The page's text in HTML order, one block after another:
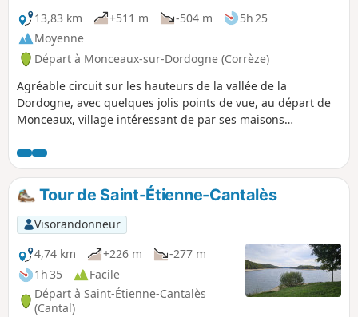
13,83 km
+511 m -504 m
5h 25
Moyenne
Départ à Monceaux-sur-Dordogne (Corrèze)
Agréable circuit sur les hauteurs de la vallée de la
Dordogne, avec quelques jolis points de vue, au départ de
Monceaux, village intéressant de par ses maisons
Tour de Saint-Étienne-Cantalès
Visorandonneur
4,74 km
+226 m
-277 m
1h 35
Facile
Départ à Saint-Étienne-Cantalès
(Cantal)